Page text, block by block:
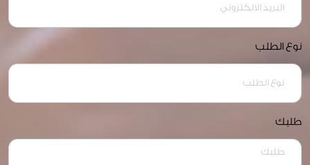
نوع الطلب
طلبك